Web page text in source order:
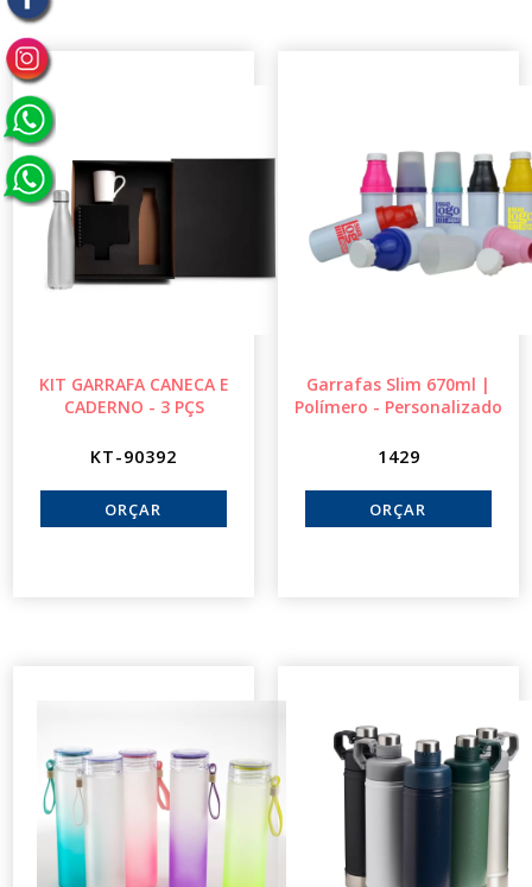
KIT GARRAFA CANECA E
CADERNO - 3 PÇS
KT-90392
Garrafas Slim 670ml |
Polímero - Personalizado
1429